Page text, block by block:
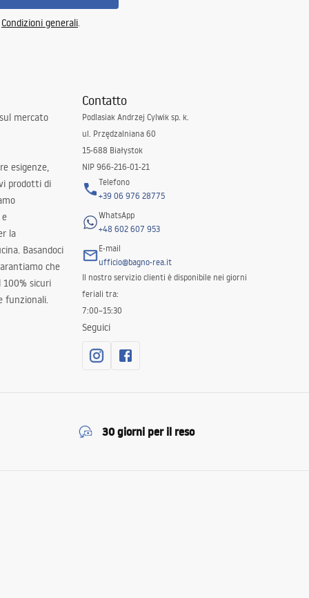
Condizioni generali.
mercato
esigenze,
prodotti di
la
Basandoci
che
sicuri
funzionali.
Contatto
Podlasiak Andrzej Cylwik sp. k.
ul. Przędzalniana 60
15-688 Białystok
NIP 966-216-01-21
Telefono
+39 06 976 28775
WhatsApp
+48 602 607 953
E-mail
ufficio@bagno-rea.it
Il nostro servizio clienti è disponibile nei giorni
feriali tra:
7:00–15:30
Seguici
30 giorni per il reso